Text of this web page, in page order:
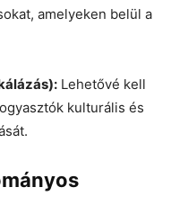
amelyeken belül a
Lehetővé kell
kulturális és